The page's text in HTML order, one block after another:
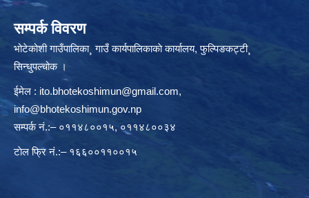
सम्पर्क विवरण
भोटेकोशी गाउँपालिका¸ गाउँ कार्यपालिकाकाे कार्यालय, फुल्पिङकट्टी¸
सिन्धुपल्चोक ।
ईमेल : ito.bhotekoshimun@gmail.com,
info@bhotekoshimun.gov.np
सम्पर्क नं.:– ०११४८००१५, ०११४८००३४
टाेल फ्रि नं.:– १६६००११००१५